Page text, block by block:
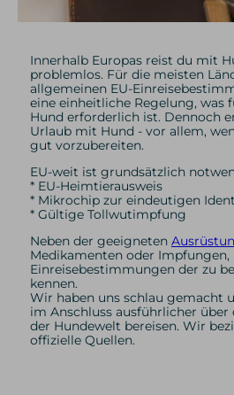
Innerhalb Europas reist du mit
problemlos. Für die meisten
allgemeinen EU-
eine einheitliche Regelung, was
Hund erforderlich ist. Dennoch
Urlaub mit Hund - vor allem,
gut vorzubereiten.
EU-weit ist grundsätzlich
* EU-Heimtierausweis
* Mikrochip zur eindeutigen
* Gültige Tollwutimpfung
Neben der geeigneten
Medikamenten oder
Einreisebestimmungen der zu
kennen.
Wir haben uns schlau gemacht
im Anschluss ausführlicher
der Hundewelt bereisen. Wir
offizielle Quellen.